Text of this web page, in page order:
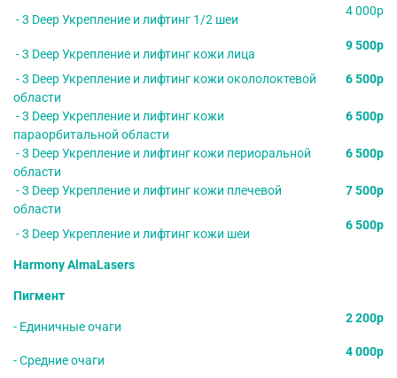
- 3 Deep Укрепление и лифтинг 1/2 шеи
4 000р
- 3 Deep Укрепление и лифтинг кожи лица
9 500р
- 3 Deep Укрепление и лифтинг кожи окололоктевой
области
6 500р
- 3 Deep Укрепление и лифтинг кожи
параорбитальной области
6 500р
- 3 Deep Укрепление и лифтинг кожи периоральной
области
6 500р
- 3 Deep Укрепление и лифтинг кожи плечевой
области
7 500р
- 3 Deep Укрепление и лифтинг кожи шеи
6 500р
Harmony AlmaLasers
Пигмент
- Единичные очаги
2 200р
- Средние очаги
4 000р